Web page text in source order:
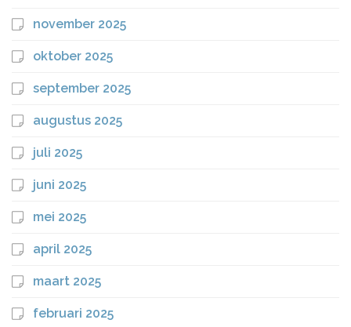
november 2025
oktober 2025
september 2025
augustus 2025
juli 2025
juni 2025
mei 2025
april 2025
maart 2025
februari 2025